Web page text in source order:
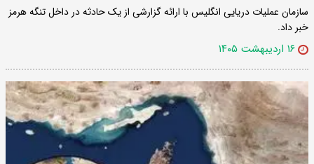
سازمان عملیات دریایی انگلیس با ارائه گزارشی از یک حادثه در داخل تنگه هرمز
خبر داد.
۱۶ اردیبهشت ۱۴۰۵